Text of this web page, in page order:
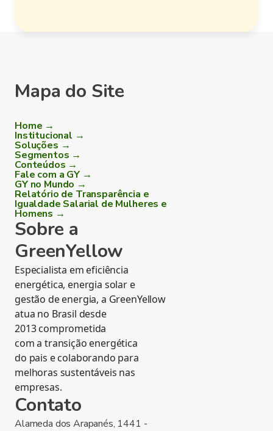
Mapa do Site
Home →
Institucional →
Soluções →
Segmentos →
Conteúdos →
Fale com a GY →
GY no Mundo →
Relatório de Transparência e
Igualdade Salarial de Mulheres e
Homens →
Sobre a
GreenYellow
Especialista em eficiência
energética, energia solar e
gestão de energia, a GreenYellow
atua no Brasil desde
2013 comprometida
com a transição energética
do pais e colaborando para
melhoras sustentáveis nas
empresas.
Contato
Alameda dos Arapanés, 1441 -